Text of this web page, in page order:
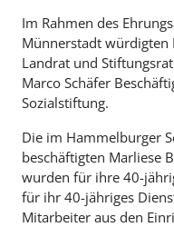
Im Rahmen des
Münnerstadt
Landrat und
Marco Schäfer
Sozialstiftung.
Die im Hammelburger
beschäftigten Marliese
wurden für ihre 40-
für ihr 40-jähriges
Mitarbeiter aus den